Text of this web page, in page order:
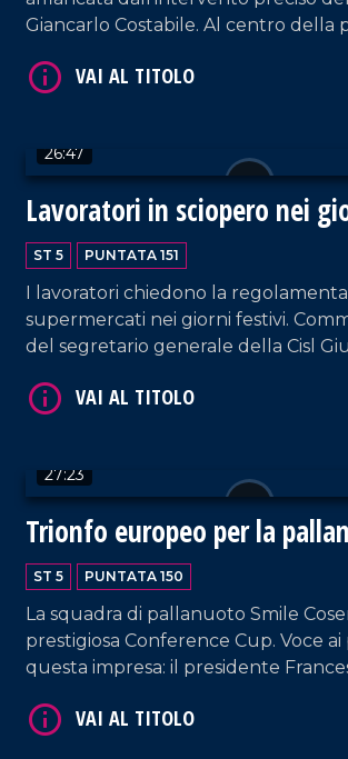
Giancarlo Costabile. Al centro della
'Ndrangheta da parte del
26:47
Lavoratori in sciopero nei
festa
ST 5 PUNTATA 151
I lavoratori chiedono la
supermercati nei giorni festivi.
del segretario generale della Cisl
sociologo Fulvio D'Ascola.
27:23
Trionfo europeo per la
femminile
ST 5 PUNTATA 150
La squadra di pallanuoto Smile
prestigiosa Conference Cup. Voce
questa impresa: il presidente
ragazze vincitrici. Spazio anche alla
VAI AL TITOLO
VAI AL TITOLO
VAI AL TITOLO